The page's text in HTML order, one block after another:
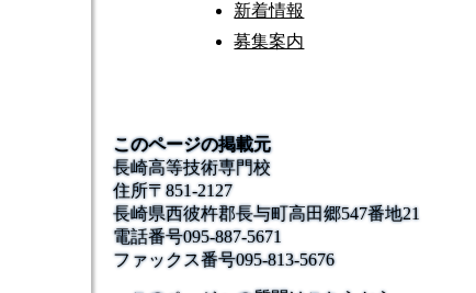
新着情報
募集案内
このページの掲載元
長崎高等技術専門校
住所〒851-2127
長崎県西彼杵郡長与町高田郷547番地21
電話番号095-887-5671
ファックス番号095-813-5676
公式SNS
このサイトについて